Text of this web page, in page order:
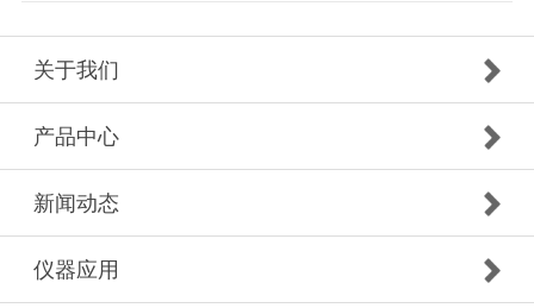
关于我们
产品中心
新闻动态
仪器应用